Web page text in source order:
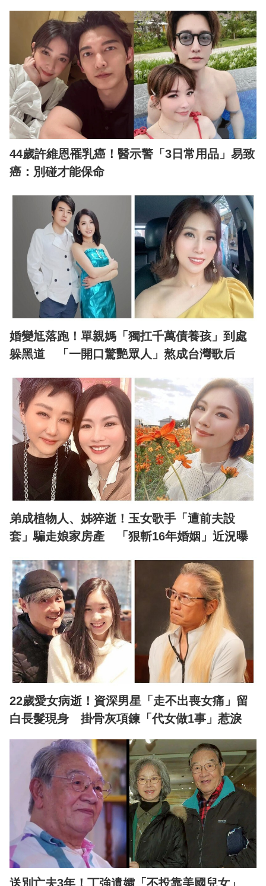
44歲許維恩罹乳癌！醫示警「3日常用品」易致
癌：別碰才能保命
婚變尪落跑！單親媽「獨扛千萬債養孩」到處
躲黑道 「一開口驚艷眾人」熬成台灣歌后
弟成植物人、姊猝逝！玉女歌手「遭前夫設
套」騙走娘家房產 「狠斬16年婚姻」近況曝
22歲愛女病逝！資深男星「走不出喪女痛」留
白長髮現身 掛骨灰項鍊「代女做1事」惹淚
送別亡夫3年！丁強遺孀「不投靠美國兒女」